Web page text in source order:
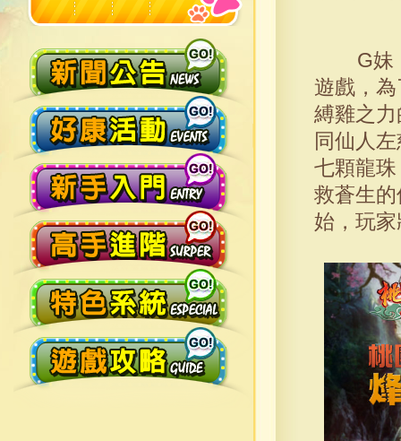
G妹
遊戲，
縛雞之
同仙人
七顆龍
救蒼生
始，玩